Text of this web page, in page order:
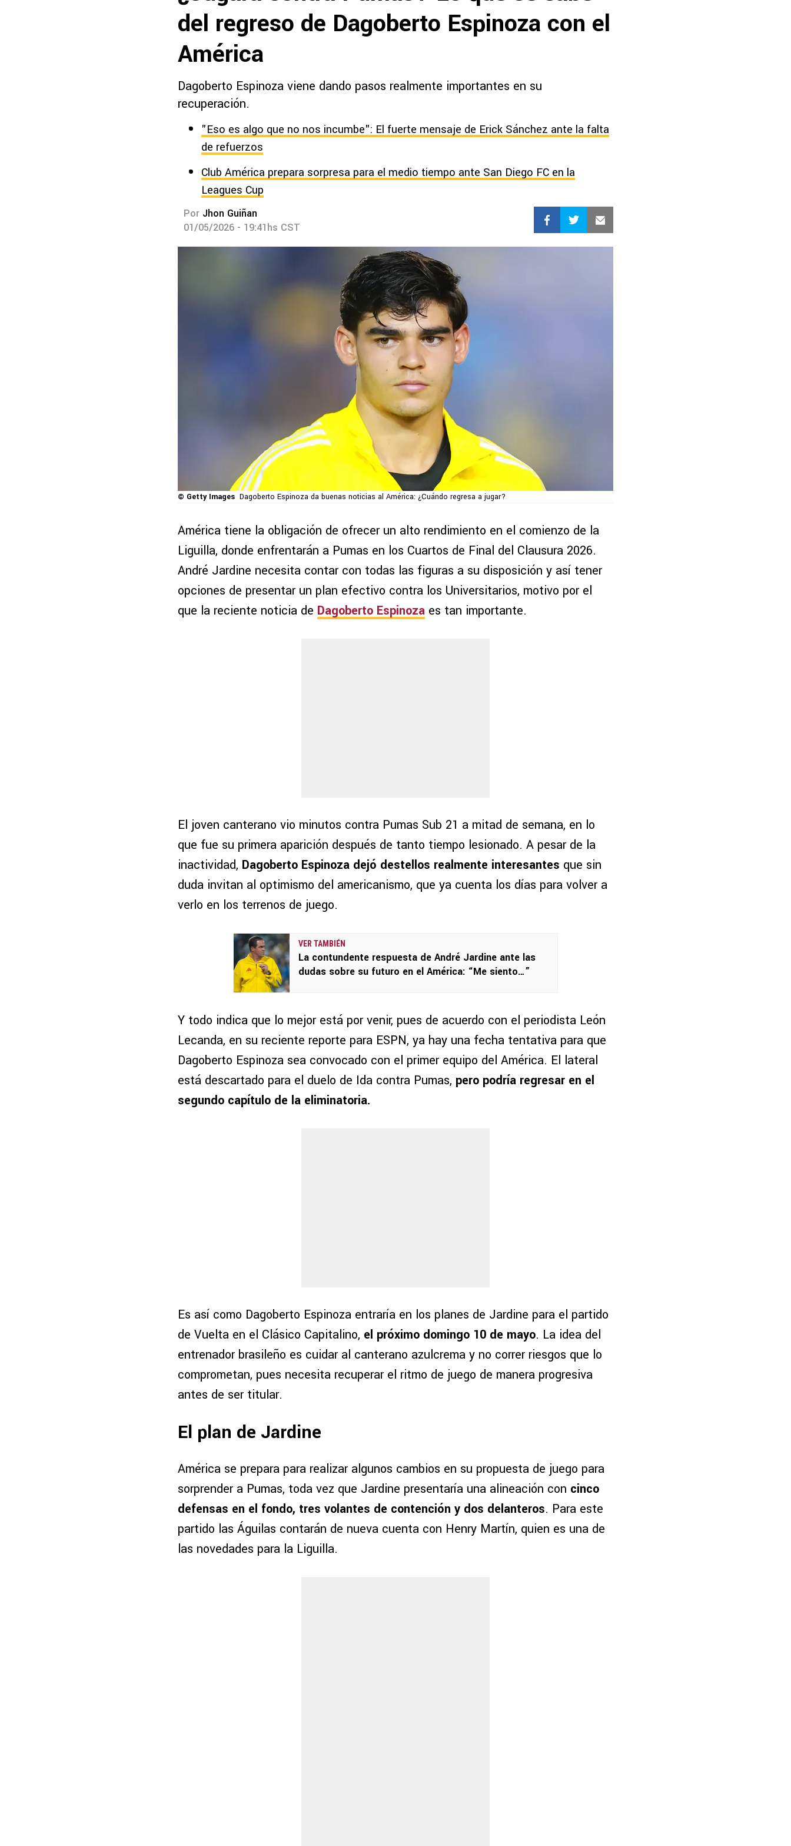
del regreso de Dagoberto Espinoza con el
América
Dagoberto Espinoza viene dando pasos realmente importantes en su
recuperación.
"Eso es algo que no nos incumbe": El fuerte mensaje de Erick Sánchez ante la falta
de refuerzos
Club América prepara sorpresa para el medio tiempo ante San Diego FC en la
Leagues Cup
Por Jhon Guiñan
01/05/2026 - 19:41hs CST
© Getty Images Dagoberto Espinoza da buenas noticias al América: ¿Cuándo regresa a jugar?
América tiene la obligación de ofrecer un alto rendimiento en el comienzo de la
Liguilla, donde enfrentarán a Pumas en los Cuartos de Final del Clausura 2026.
André Jardine necesita contar con todas las figuras a su disposición y así tener
opciones de presentar un plan efectivo contra los Universitarios, motivo por el
que la reciente noticia de Dagoberto Espinoza es tan importante.
El joven canterano vio minutos contra Pumas Sub 21 a mitad de semana, en lo
que fue su primera aparición después de tanto tiempo lesionado. A pesar de la
inactividad, Dagoberto Espinoza dejó destellos realmente interesantes que sin
duda invitan al optimismo del americanismo, que ya cuenta los días para volver a
verlo en los terrenos de juego.
VER TAMBIÉN
La contundente respuesta de André Jardine ante las
dudas sobre su futuro en el América: “Me siento…”
Y todo indica que lo mejor está por venir, pues de acuerdo con el periodista León
Lecanda, en su reciente reporte para ESPN, ya hay una fecha tentativa para que
Dagoberto Espinoza sea convocado con el primer equipo del América. El lateral
está descartado para el duelo de Ida contra Pumas, pero podría regresar en el
segundo capítulo de la eliminatoria.
Es así como Dagoberto Espinoza entraría en los planes de Jardine para el partido
de Vuelta en el Clásico Capitalino, el próximo domingo 10 de mayo. La idea del
entrenador brasileño es cuidar al canterano azulcrema y no correr riesgos que lo
comprometan, pues necesita recuperar el ritmo de juego de manera progresiva
antes de ser titular.
El plan de Jardine
América se prepara para realizar algunos cambios en su propuesta de juego para
sorprender a Pumas, toda vez que Jardine presentaría una alineación con cinco
defensas en el fondo, tres volantes de contención y dos delanteros. Para este
partido las Águilas contarán de nueva cuenta con Henry Martín, quien es una de
las novedades para la Liguilla.